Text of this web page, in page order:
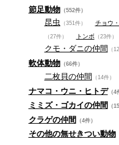
節足動物 （552件）
昆虫 （351件） チョウ
（27件） トンボ（23件）
クモ・ダニの仲間 （
軟体動物 （66件）
二枚貝の仲間 （14件）
ナマコ・ウニ・ヒトデ（4
ミミズ・ゴカイの仲間 （
クラゲの仲間 （4件）
その他の無せきつい動物